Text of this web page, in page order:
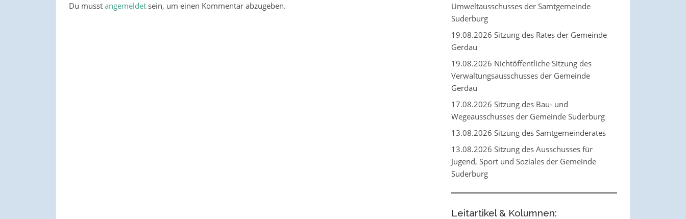
Du musst angemeldetsein, um einen Kommentar abzugeben.
Umweltausschusses der Samtgemeinde
Suderburg
19.08.2026 Sitzung des Rates der Gemeinde
Gerdau
19.08.2026 Nichtöffentliche Sitzung des
Verwaltungsausschusses der Gemeinde
Gerdau
17.08.2026 Sitzung des Bau- und
Wegeausschusses der Gemeinde Suderburg
13.08.2026 Sitzung des Samtgemeinderates
13.08.2026 Sitzung des Ausschusses für
Jugend, Sport und Soziales der Gemeinde
Suderburg
Leitartikel & Kolumnen: